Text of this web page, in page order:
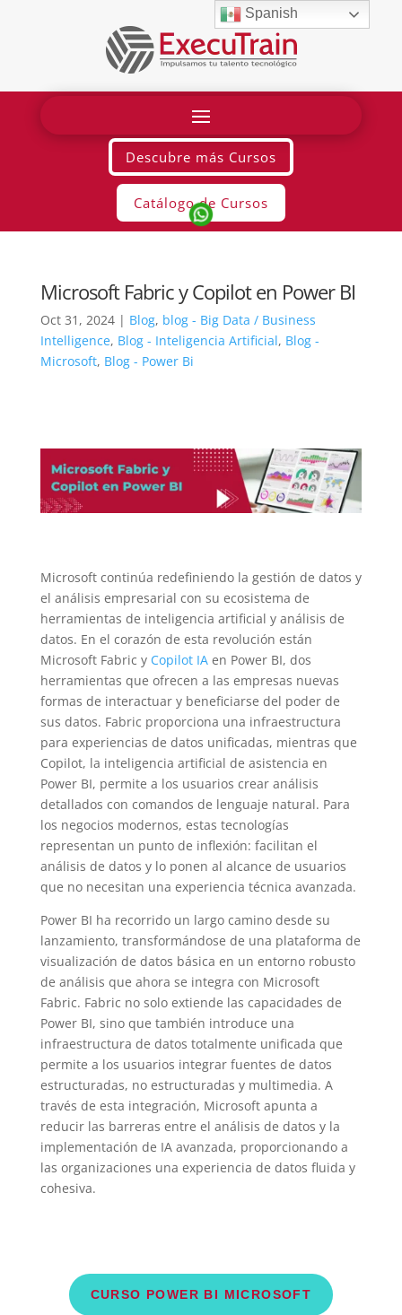
Descubre más Cursos
Catálogo de Cursos
Microsoft Fabric y Copilot en Power BI
Oct 31, 2024| Blog, blog - Big Data / Business
Intelligence, Blog - Inteligencia Artificial, Blog -
Microsoft, Blog - Power Bi
Microsoft continúa redefiniendo la gestión de datos y
el análisis empresarial con su ecosistema de
herramientas de inteligencia artificial y análisis de
datos. En el corazón de esta revolución están
Microsoft Fabric y Copilot IAen Power BI, dos
herramientas que ofrecen a las empresas nuevas
formas de interactuar y beneficiarse del poder de
sus datos. Fabric proporciona una infraestructura
para experiencias de datos unificadas, mientras que
Copilot, la inteligencia artificial de asistencia en
Power BI, permite a los usuarios crear análisis
detallados con comandos de lenguaje natural. Para
los negocios modernos, estas tecnologías
representan un punto de inflexión: facilitan el
análisis de datos y lo ponen al alcance de usuarios
que no necesitan una experiencia técnica avanzada.
Power BI ha recorrido un largo camino desde su
lanzamiento, transformándose de una plataforma de
visualización de datos básica en un entorno robusto
de análisis que ahora se integra con Microsoft
Fabric. Fabric no solo extiende las capacidades de
Power BI, sino que también introduce una
infraestructura de datos totalmente unificada que
permite a los usuarios integrar fuentes de datos
estructuradas, no estructuradas y multimedia. A
través de esta integración, Microsoft apunta a
reducir las barreras entre el análisis de datos y la
implementación de IA avanzada, proporcionando a
las organizaciones una experiencia de datos fluida y
cohesiva.
CURSO POWER BI MICROSOFT
Spanish